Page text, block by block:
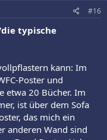
#16
die typische
kann: Im
Poster und
etwa 20 Bücher. Im
ist über dem Sofa
das mich ein
anderen Wand sind